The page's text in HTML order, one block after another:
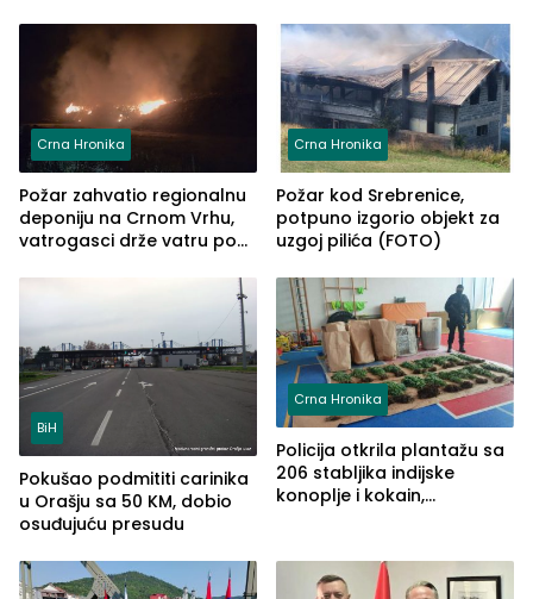
ove godine
Crna Hronika
Požar zahvatio regionalnu
deponiju na Crnom Vrhu,
vatrogasci drže vatru pod
Crna Hronika
Požar kod Srebrenice,
potpuno izgorio objekt za
uzgoj pilića (FOTO)
BiH
Pokušao podmititi carinika
u Orašju sa 50 KM, dobio
osuđujuću presudu
Crna Hronika
Policija otkrila plantažu sa
206 stabljika indijske
konoplje i kokain,